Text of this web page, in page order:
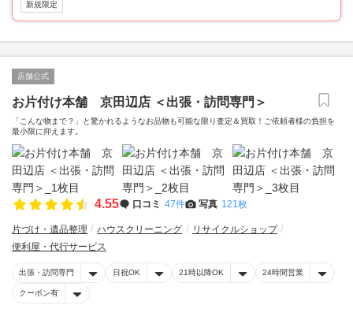
新規限定
店舗公式
お片付け本舗 京田辺店 ＜出張・訪問専門＞
「こんな物まで？」と驚かれるようなお品物も可能な限り査定＆買取！ご依頼者様の負担を
最小限に抑えます。
4.55 口コミ 47件 写真 121枚
片づけ・遺品整理 ハウスクリーニング
リサイクルショップ
便利屋・代行サービス
出張・訪問専門 日祝OK 21時以降OK 24時間営業
クーポン有